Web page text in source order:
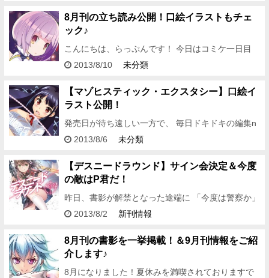
コミケだけじゃあ…
8月刊の立ち読み公開！口絵イラストもチェ
ック♪
こんにちは、らっぷんです！ 今日はコミケ一日目
♪ 遊びにいったら日差しでやられてヘトヘト･･･。
張りますっ！ …
2013/8/10 未分類
【マゾヒスティック・エクスタシー】口絵イ
ラスト公開！
発売日が待ち遠しい一方で、 毎日ドキドキの編集n
です。 本日は、『マゾヒスティック・エクスタシ
いただきます！…
2013/8/6 未分類
【デスニードラウンド】サイン会決定＆今度
の敵はP君だ！
昨日、書影が解禁となった途端に 「今度は警察か」
「ピー…ポ？」「完全に一致」 と、読者様が全員サ
定調和なリアクシ…
2013/8/2 新刊情報
8月刊の書影を一挙掲載！＆9月刊情報をご紹
介します♪
8月になりました！夏休みを満喫されておりますで